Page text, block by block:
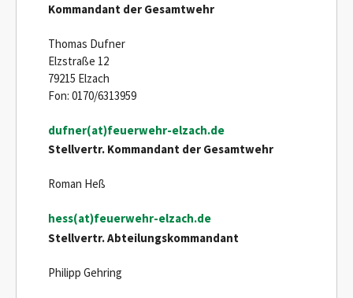
Kommandant der Gesamtwehr
Thomas Dufner
Elzstraße 12
79215 Elzach
Fon: 0170/6313959
dufner(at)feuerwehr-elzach.de
Stellvertr. Kommandant der Gesamtwehr
Roman Heß
hess(at)feuerwehr-elzach.de
Stellvertr. Abteilungskommandant
Philipp Gehring